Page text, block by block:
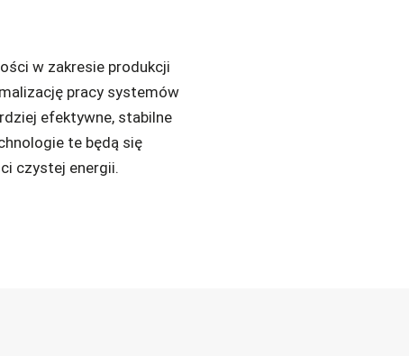
w zakresie produkcji
pracy systemów
efektywne, stabilne
te będą się
czystej energii.